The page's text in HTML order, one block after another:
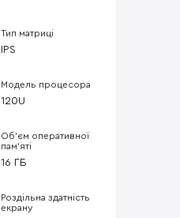
Тип матриці
IPS
Модель процесора
120U
Об’єм оперативної
пам’яті
16 ГБ
Роздільна здатність
екрану